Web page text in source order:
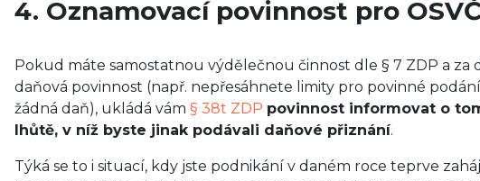
4. Oznamovací povinnost pro
Pokud máte samostatnou výdělečnou činnost dle § 7 ZDP a
daňová povinnost (např. nepřesáhnete limity pro povinné
žádná daň), ukládá vám § 38t ZDP povinnost informovat o
lhůtě, v níž byste jinak podávali daňové přiznání.
Týká se to i situací, kdy jste podnikání v daném roce teprve